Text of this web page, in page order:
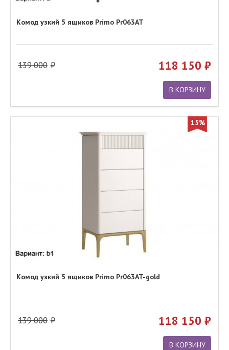
Комод узкий 5 ящиков Primo Pr063AT
139 000 118 150
В КОРЗИНУ
15%
Комод узкий 5 ящиков Primo Pr063AT-gold
139 000 118 150
В КОРЗИНУ